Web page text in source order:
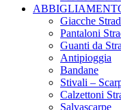
Giacche
Pantaloni
Guanti da
Antipioggia
Bandane
Stivali –
Calzettoni
Salvascarpe